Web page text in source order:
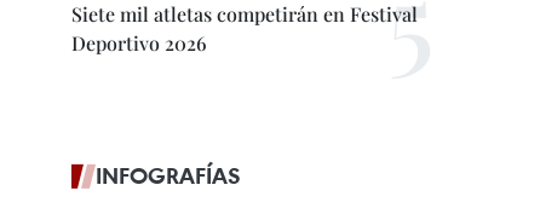
Siete mil atletas competirán en Festival
Deportivo 2026
INFOGRAFÍAS